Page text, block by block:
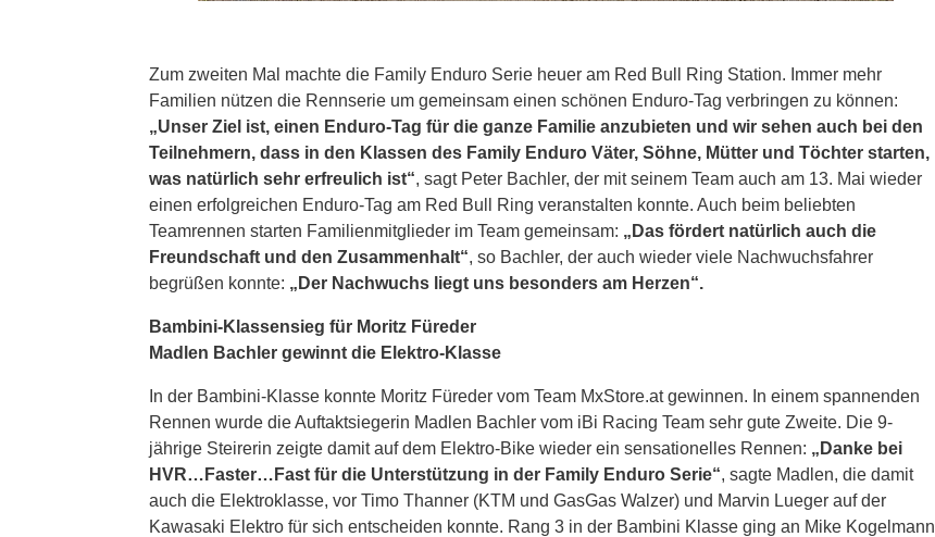
Zum zweiten Mal machte die Family Enduro Serie heuer am Red Bull Ring Station. Immer mehr
Familien nützen die Rennserie um gemeinsam einen schönen Enduro-Tag verbringen zu können:
„Unser Ziel ist, einen Enduro-Tag für die ganze Familie anzubieten und wir sehen auch bei den
Teilnehmern, dass in den Klassen des Family Enduro Väter, Söhne, Mütter und Töchter starten,
was natürlich sehr erfreulich ist“, sagt Peter Bachler, der mit seinem Team auch am 13. Mai wieder
einen erfolgreichen Enduro-Tag am Red Bull Ring veranstalten konnte. Auch beim beliebten
Teamrennen starten Familienmitglieder im Team gemeinsam: „Das fördert natürlich auch die
Freundschaft und den Zusammenhalt“, so Bachler, der auch wieder viele Nachwuchsfahrer
begrüßen konnte: „Der Nachwuchs liegt uns besonders am Herzen“.
Bambini-Klassensieg für Moritz Füreder
Madlen Bachler gewinnt die Elektro-Klasse
In der Bambini-Klasse konnte Moritz Füreder vom Team MxStore.at gewinnen. In einem spannenden
Rennen wurde die Auftaktsiegerin Madlen Bachler vom iBi Racing Team sehr gute Zweite. Die 9-
jährige Steirerin zeigte damit auf dem Elektro-Bike wieder ein sensationelles Rennen: „Danke bei
HVR…Faster…Fast für die Unterstützung in der Family Enduro Serie“, sagte Madlen, die damit
auch die Elektroklasse, vor Timo Thanner (KTM und GasGas Walzer) und Marvin Lueger auf der
Kawasaki Elektro für sich entscheiden konnte. Rang 3 in der Bambini Klasse ging an Mike Kogelmann